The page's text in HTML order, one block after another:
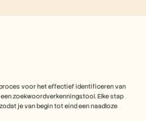
voor het effectief identificeren van
zoekwoordverkenningstool. Elke stap
je van begin tot eind een naadloze